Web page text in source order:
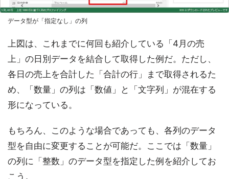
データ型が「指定なし」の列
上図は、これまでに何回も紹介している「4月の売
上」の日別データを結合して取得した例だ。ただし、
各日の売上を合計した「合計の行」まで取得されるた
め、「数量」の列は「数値」と「文字列」が混在する
形になっている。
もちろん、このような場合であっても、各列のデータ
型を自由に変更することが可能だ。ここでは「数量」
の列に「整数」のデータ型を指定した例を紹介してお
こう。